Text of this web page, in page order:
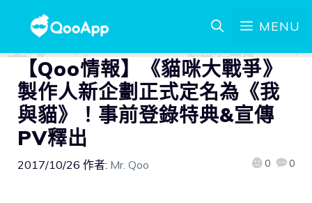
MENU
【Qoo情報】《貓咪大戰爭》
製作人新企劃正式定名為《我
與貓》！事前登錄特典&宣傳
PV釋出
2017/10/26 作者: Mr. Qoo 0 0